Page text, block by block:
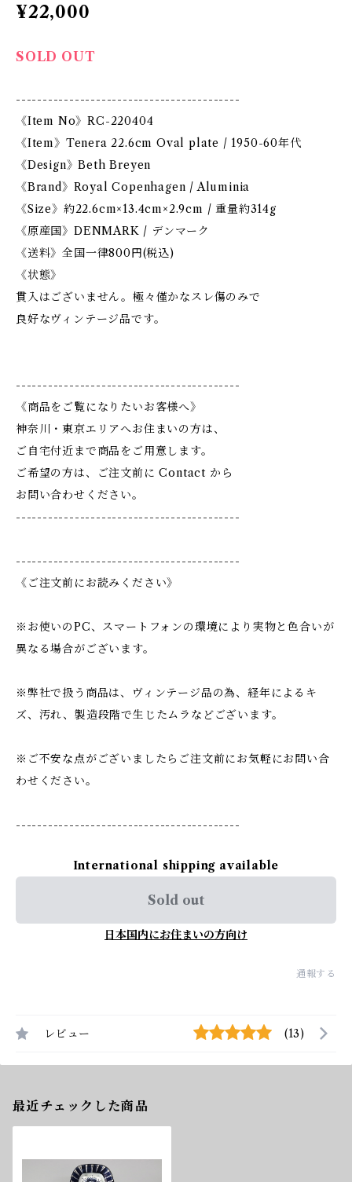
¥22,000
SOLD OUT
------------------------------------------
《Item No》RC-220404
《Item》Tenera 22.6cm Oval plate / 1950-60年代
《Design》Beth Breyen
《Brand》Royal Copenhagen / Aluminia
《Size》約22.6cm×13.4cm×2.9cm / 重量約314g
《原産国》DENMARK / デンマーク
《送料》全国一律800円(税込)
《状態》
貫入はございません。極々僅かなスレ傷のみで
良好なヴィンテージ品です。
------------------------------------------
《商品をご覧になりたいお客様へ》
神奈川・東京エリアへお住まいの方は、
ご自宅付近まで商品をご用意します。
ご希望の方は、ご注文前に Contact から
お問い合わせください。
------------------------------------------
------------------------------------------
《ご注文前にお読みください》
※お使いのPC、スマートフォンの環境により実物と色合いが
異なる場合がございます。
※弊社で扱う商品は、ヴィンテージ品の為、経年によるキ
ズ、汚れ、製造段階で生じたムラなどございます。
※ご不安な点がございましたらご注文前にお気軽にお問い合
わせください。
------------------------------------------
International shipping available
Sold out
日本国内にお住まいの方向け
通報する
レビュー (13)
最近チェックした商品